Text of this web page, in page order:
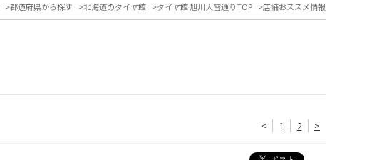
都道府県から探す 北海道のタイヤ館 タイヤ館 旭川大雪通りTOP 店舗おススメ情報
< 1 2 >